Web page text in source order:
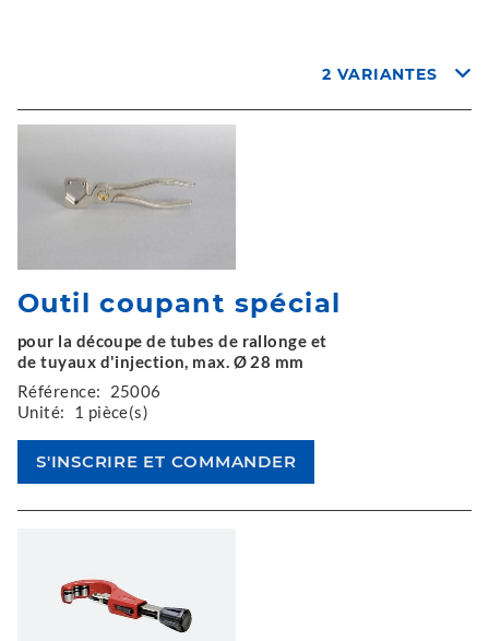
2 VARIANTES
Outil coupant spécial
pour la découpe de tubes de rallonge et
de tuyaux d'injection, max. Ø 28 mm
Référence:
25006
Unité:
1 pièce(s)